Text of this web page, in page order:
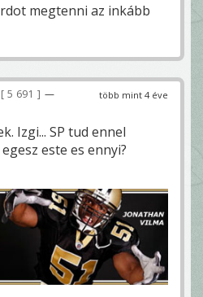
megtenni az inkább
több mint 4 éve
5 691
—
Izgi... SP tud ennel
este es ennyi?